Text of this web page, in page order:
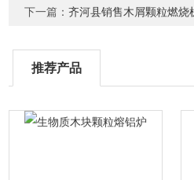
下一篇：齐河县销售木屑颗粒燃烧
推荐产品